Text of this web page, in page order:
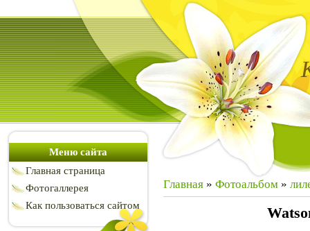
Меню сайта
Главная страница
Фотогаллерея
Как пользоваться сайтом
Главная » Фотоальбом »